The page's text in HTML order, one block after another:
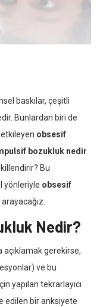
baskılar, çeşitli
Bunlardan biri de
obsesif
bozukluk nedir
Bu
yönleriyle obsesif
Nedir?
açıklamak gerekirse,
ve bu
yapılan tekrarlayıcı
edilen bir anksiyete